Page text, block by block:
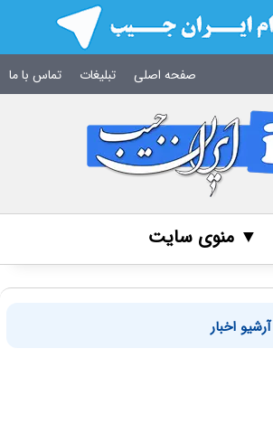
صفحه اصلی تبلیغات تماس با ما
▼ منوی سایت
آرشیو اخبار